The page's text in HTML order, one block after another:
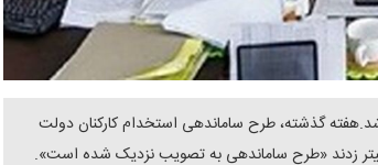
گذشته، طرح ساماندهی استخدام کارکنان دولت
زدند «طرح ساماندهی به تصویب نزدیک شده است».